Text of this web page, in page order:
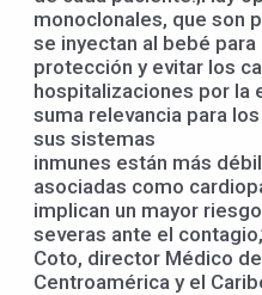
monoclonales, que son
se inyectan al bebé para
protección y evitar los
hospitalizaciones por la
suma relevancia para
sus sistemas
inmunes están más
asociadas como
implican un mayor
severas ante el
Coto, director Médico
Centroamérica y el